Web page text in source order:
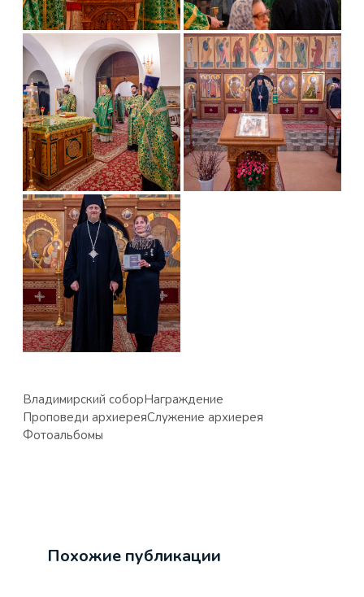
Владимирский соборНаграждение
Проповеди архиереяСлужение архиерея
Фотоальбомы
Похожие публикации